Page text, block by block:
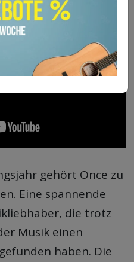
gehört Once zu
Eine spannende
die trotz
Musik einen
haben. Die